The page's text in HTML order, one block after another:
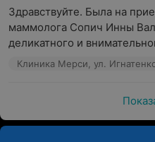
Здравствуйте. Была на
маммолога Сопич Инны
деликатного и
Клиника Мерси, ул.